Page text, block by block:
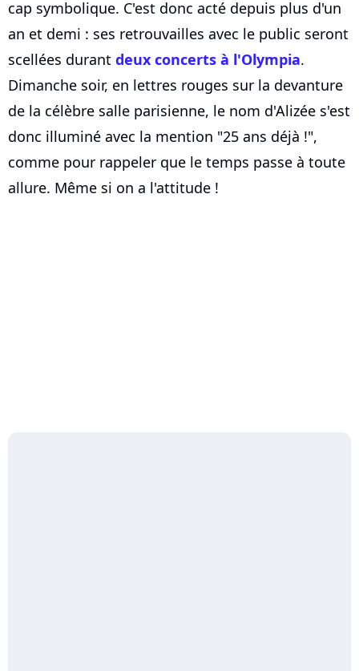
cap symbolique. C'est donc acté depuis plus d'un
an et demi : ses retrouvailles avec le public seront
scellées durant deux concerts à l'Olympia.
Dimanche soir, en lettres rouges sur la devanture
de la célèbre salle parisienne, le nom d'Alizée s'est
donc illuminé avec la mention "25 ans déjà !",
comme pour rappeler que le temps passe à toute
allure. Même si on a l'attitude !